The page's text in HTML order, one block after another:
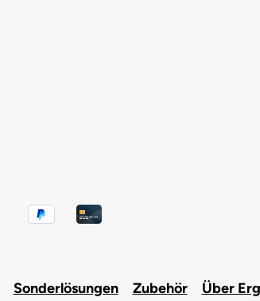
Sonderlösungen Zubehör Über